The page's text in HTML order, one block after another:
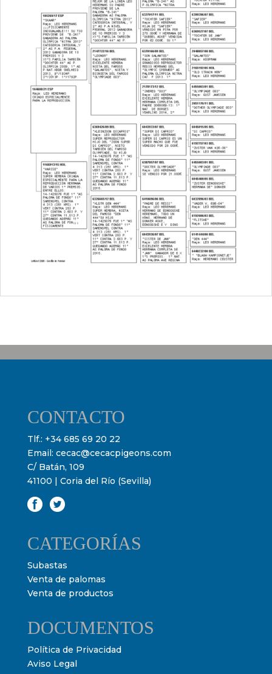
CONTACTO
Tlf.: +34 685 69 20 22
Email: cecac@cecacpigeons.com
C/ Batán, 109
41100 | Coria del Río (Sevilla)
CATEGORÍAS
Subastas
Venta de palomas
Venta de productos
DOCUMENTOS
Política de Privacidad
Aviso Legal